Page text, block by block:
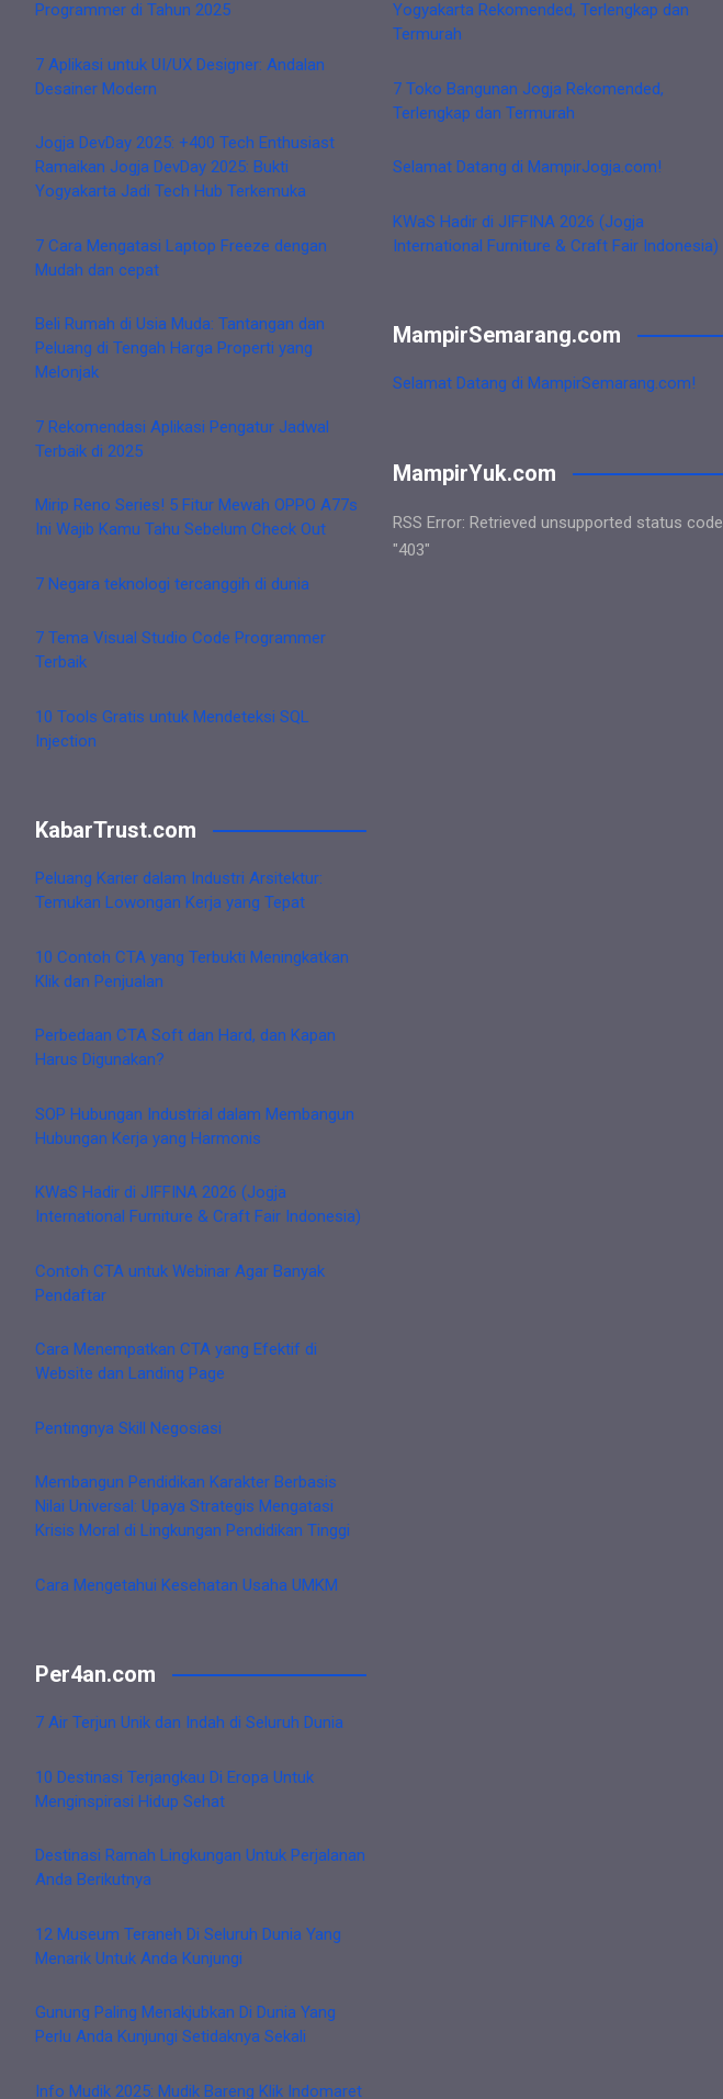
Programmer di Tahun 2025
7 Aplikasi untuk UI/UX Designer: Andalan
Desainer Modern
Jogja DevDay 2025: +400 Tech Enthusiast
Ramaikan Jogja DevDay 2025: Bukti
Yogyakarta Jadi Tech Hub Terkemuka
7 Cara Mengatasi Laptop Freeze dengan
Mudah dan cepat
Beli Rumah di Usia Muda: Tantangan dan
Peluang di Tengah Harga Properti yang
Melonjak
7 Rekomendasi Aplikasi Pengatur Jadwal
Terbaik di 2025
Mirip Reno Series! 5 Fitur Mewah OPPO A77s
Ini Wajib Kamu Tahu Sebelum Check Out
7 Negara teknologi tercanggih di dunia
7 Tema Visual Studio Code Programmer
Terbaik
10 Tools Gratis untuk Mendeteksi SQL
Injection
KabarTrust.com
Peluang Karier dalam Industri Arsitektur:
Temukan Lowongan Kerja yang Tepat
10 Contoh CTA yang Terbukti Meningkatkan
Klik dan Penjualan
Perbedaan CTA Soft dan Hard, dan Kapan
Harus Digunakan?
SOP Hubungan Industrial dalam Membangun
Hubungan Kerja yang Harmonis
KWaS Hadir di JIFFINA 2026 (Jogja
International Furniture & Craft Fair Indonesia)
Contoh CTA untuk Webinar Agar Banyak
Pendaftar
Cara Menempatkan CTA yang Efektif di
Website dan Landing Page
Pentingnya Skill Negosiasi
Membangun Pendidikan Karakter Berbasis
Nilai Universal: Upaya Strategis Mengatasi
Krisis Moral di Lingkungan Pendidikan Tinggi
Cara Mengetahui Kesehatan Usaha UMKM
Per4an.com
7 Air Terjun Unik dan Indah di Seluruh Dunia
10 Destinasi Terjangkau Di Eropa Untuk
Menginspirasi Hidup Sehat
Destinasi Ramah Lingkungan Untuk Perjalanan
Anda Berikutnya
12 Museum Teraneh Di Seluruh Dunia Yang
Menarik Untuk Anda Kunjungi
Gunung Paling Menakjubkan Di Dunia Yang
Perlu Anda Kunjungi Setidaknya Sekali
Info Mudik 2025: Mudik Bareng Klik Indomaret
Yogyakarta Rekomended, Terlengkap dan
Termurah
7 Toko Bangunan Jogja Rekomended,
Terlengkap dan Termurah
Selamat Datang di MampirJogja.com!
KWaS Hadir di JIFFINA 2026 (Jogja
International Furniture & Craft Fair Indonesia)
MampirSemarang.com
Selamat Datang di MampirSemarang.com!
MampirYuk.com
RSS Error: Retrieved unsupported status code
"403"